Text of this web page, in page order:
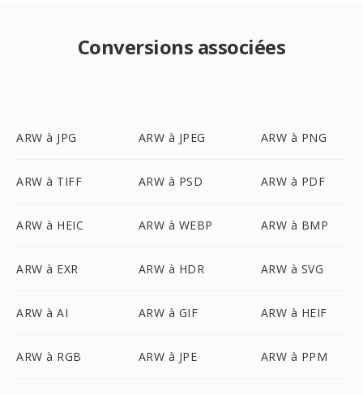
Conversions associées
ARW à JPG ARW à JPEG ARW à PNG
ARW à TIFF ARW à PSD ARW à PDF
ARW à HEIC ARW à WEBP ARW à BMP
ARW à EXR ARW à HDR ARW à SVG
ARW à AI ARW à GIF ARW à HEIF
ARW à RGB ARW à JPE ARW à PPM